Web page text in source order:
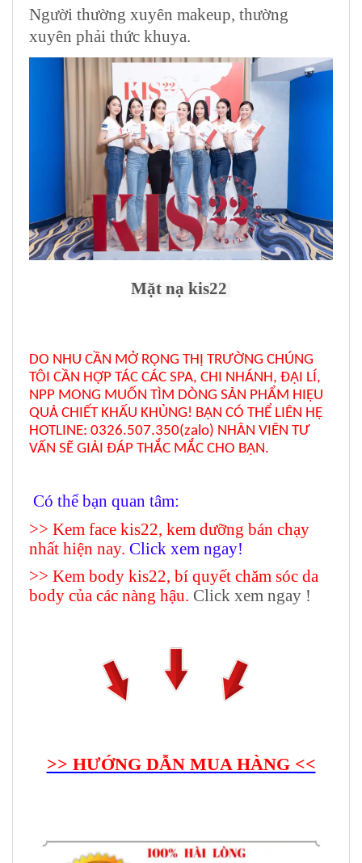
Người thường xuyên makeup, thường
xuyên phải thức khuya.
Mặt nạ kis22
DO NHU CẦN MỞ RỘNG THỊ TRƯỜNG CHÚNG
TÔI CẦN HỢP TÁC CÁC SPA, CHI NHÁNH, ĐẠI LÍ,
NPP MONG MUỐN TÌM DÒNG SẢN PHẨM HIỆU
QUẢ CHIẾT KHẤU KHỦNG! BẠN CÓ THỂ LIÊN HỆ
HOTLINE: 0326.507.350(zalo) NHÂN VIÊN TƯ
VẤN SẼ GIẢI ĐÁP THẮC MẮC CHO BẠN.
Có thể bạn quan tâm:
>> Kem face kis22, kem dưỡng bán chạy
nhất hiện nay. Click xem ngay!
>> Kem body kis22, bí quyết chăm sóc da
body của các nàng hậu. Click xem ngay !
>> HƯỚNG DẪN MUA HÀNG <<